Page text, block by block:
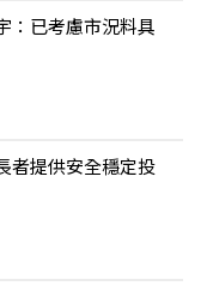
：已考慮市況料具
者提供安全穩定投